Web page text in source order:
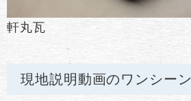
軒丸瓦
現地説明動画のワンシーン